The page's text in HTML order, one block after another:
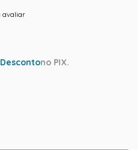
avaliar
no PIX.